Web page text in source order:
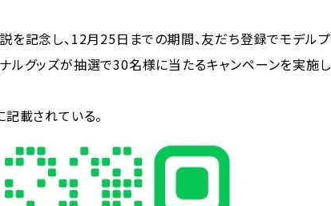
を記念し、12月25日までの期間、友だち登録でモデルプ
ルグッズが抽選で30名様に当たるキャンペーンを実施し
記載されている。